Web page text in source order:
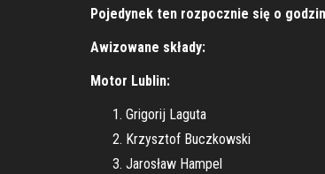
Pojedynek ten rozpocznie się o
Awizowane składy:
Motor Lublin:
Grigorij Laguta
Krzysztof Buczkowski
Jarosław Hampel